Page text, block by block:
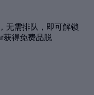
无需排队，即可解锁
获得免费品脱